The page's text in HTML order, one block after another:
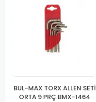
BUL-MAX TORX ALLEN SETİ
ORTA 9 PRÇ BMX-1464